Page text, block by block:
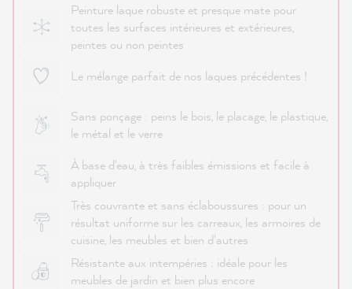
Peinture laque robuste et presque mate pour
toutes les surfaces intérieures et extérieures,
peintes ou non peintes
Le mélange parfait de nos laques précédentes !
Sans ponçage : peins le bois, le placage, le plastique,
le métal et le verre
À base d'eau, à très faibles émissions et facile à
appliquer
Très couvrante et sans éclaboussures : pour un
résultat uniforme sur les carreaux, les armoires de
cuisine, les meubles et bien d'autres
Résistante aux intempéries : idéale pour les
meubles de jardin et bien plus encore